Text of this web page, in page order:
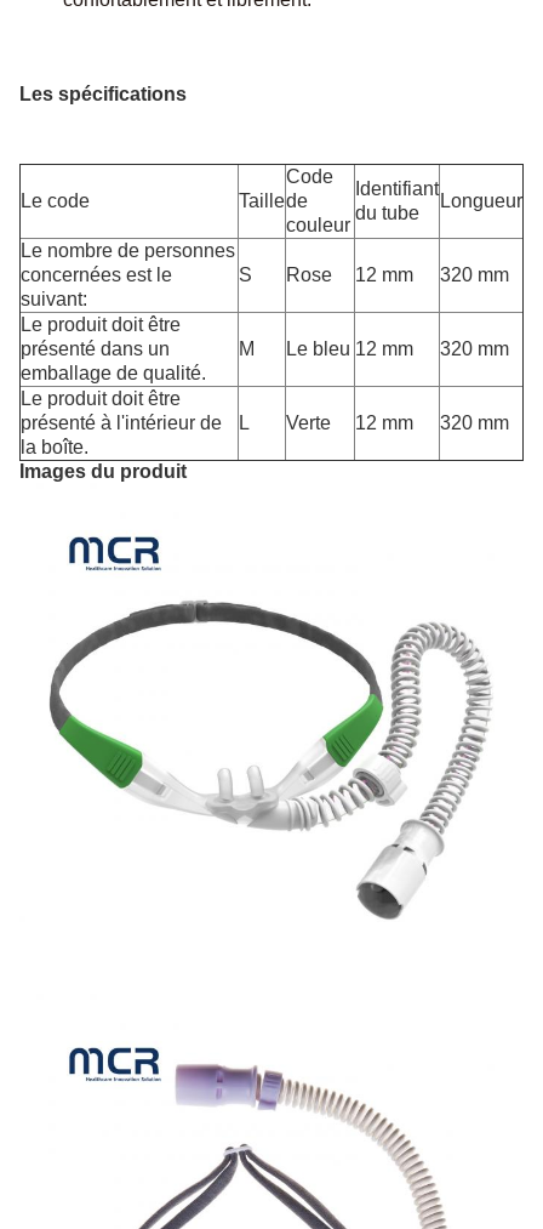
Les spécifications
Le code Taille
Code
de
couleur
Identifiant
du tube
Longueur
Le nombre de personnes
concernées est le
suivant:
S Rose 12 mm 320 mm
Le produit doit être
présenté dans un
emballage de qualité.
M Le bleu 12 mm 320 mm
Le produit doit être
présenté à l'intérieur de
la boîte.
L Verte 12 mm 320 mm
Images du produit